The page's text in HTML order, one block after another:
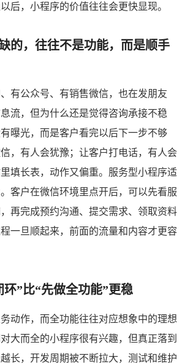
后，小程序的价值往往会更快显现。
的，往往不是功能，而是顺手
有公众号、有销售微信，也在发朋友
流，但为什么还是觉得咨询承接不稳
曝光，而是客户看完以后下一步不够
，有人会犹豫；让客户打电话，有人会
填长表，动作又偏重。服务型小程序适
客户在微信环境里点开后，可以先看服
再完成预约沟通、提交需求、领取资料
一旦顺起来，前面的流量和内容才更容
”比“先做全功能”更稳
动作，而全功能往往对应想象中的理想
大而全的小程序很有兴趣，但真正落到
长，开发周期被不断拉大，测试和维护